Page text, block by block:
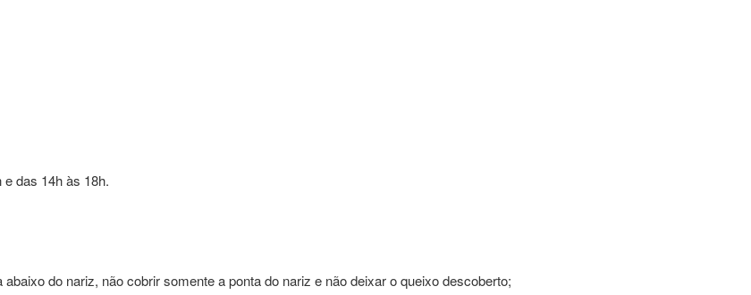
das 14h às 18h.
do nariz, não cobrir somente a ponta do nariz e não deixar o queixo descoberto;